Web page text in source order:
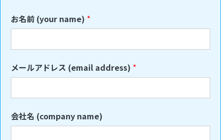
お名前 (your name) *
メールアドレス (email address) *
会社名 (company name)